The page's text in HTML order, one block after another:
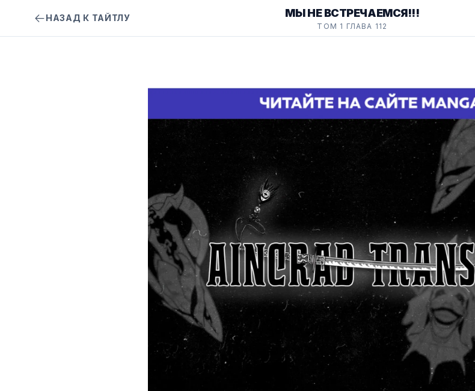
НАЗАД К ТАЙТЛУ МЫ НЕ ВСТРЕЧАЕМСЯ!!!
ТОМ 1 ГЛАВА 112